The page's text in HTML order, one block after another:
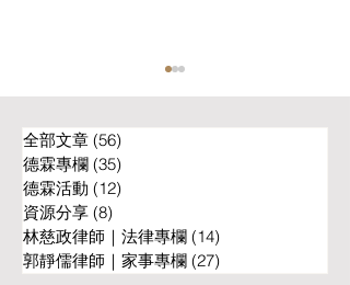
不是主要照顧者，親子連
結依然緊密
全部文章 (56)
德霖專欄 (35)
德霖活動 (12)
資源分享 (8)
林慈政律師｜法律專欄 (14)
郭靜儒律師｜家事專欄 (27)